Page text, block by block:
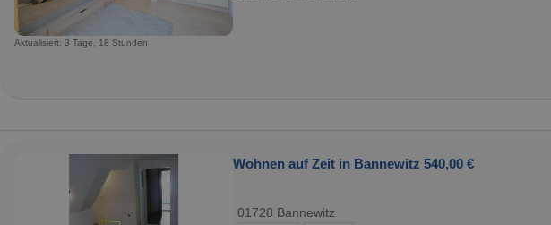
Aktualisiert: 3 Tage, 18 Stunden
Wohnen auf Zeit in Bannewitz 540,00 €
01728 Bannewitz